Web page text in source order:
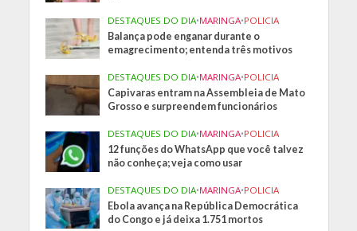
DESTAQUES DO DIA•MARINGA•POLICIA
Balança pode enganar durante o
emagrecimento; entenda três motivos
DESTAQUES DO DIA•MARINGA•POLICIA
Capivaras entram na Assembleia de Mato
Grosso e surpreendem funcionários
DESTAQUES DO DIA•MARINGA•POLICIA
12 funções do WhatsApp que você talvez
não conheça; veja como usar
DESTAQUES DO DIA•MARINGA•POLICIA
Ebola avança na República Democrática
do Congo e já deixa 1.751 mortos